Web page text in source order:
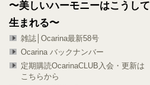
〜美しいハーモニーはこうして
生まれる〜
雑誌│Ocarina最新58号
Ocarina バックナンバー
定期購読OcarinaCLUB入会・更新は
こちらから